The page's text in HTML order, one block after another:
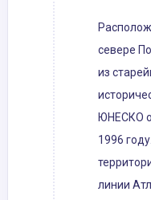
севере
из
ЮНЕСКО
1996
линии